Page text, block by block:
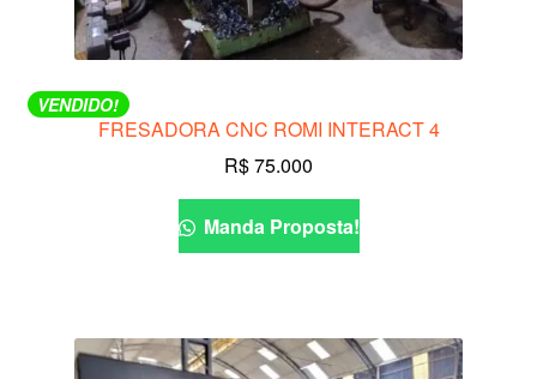
VENDIDO!
FRESADORA CNC ROMI INTERACT 4
R$75.000
Manda Proposta!